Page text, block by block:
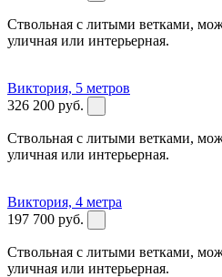
Ствольная с литыми ветками,
уличная или интерьерная.
Виктория, 5 метров
326 200 руб.
Ствольная с литыми ветками,
уличная или интерьерная.
Виктория, 4 метра
197 700 руб.
Ствольная с литыми ветками,
уличная или интерьерная.